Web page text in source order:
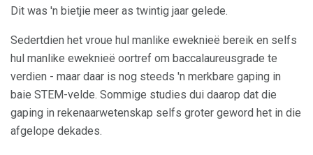
Dit was 'n bietjie meer as twintig jaar gelede.
Sedertdien het vroue hul manlike eweknieë bereik en selfs
hul manlike eweknieë oortref om baccalaureusgrade te
verdien - maar daar is nog steeds 'n merkbare gaping in
baie STEM-velde. Sommige studies dui daarop dat die
gaping in rekenaarwetenskap selfs groter geword het in die
afgelope dekades.